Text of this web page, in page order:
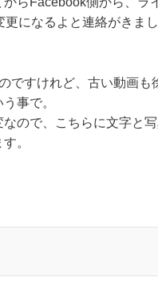
になるよと連絡がきまし
ですけれど、古い動画も
事で。
ので、こちらに文字と
。